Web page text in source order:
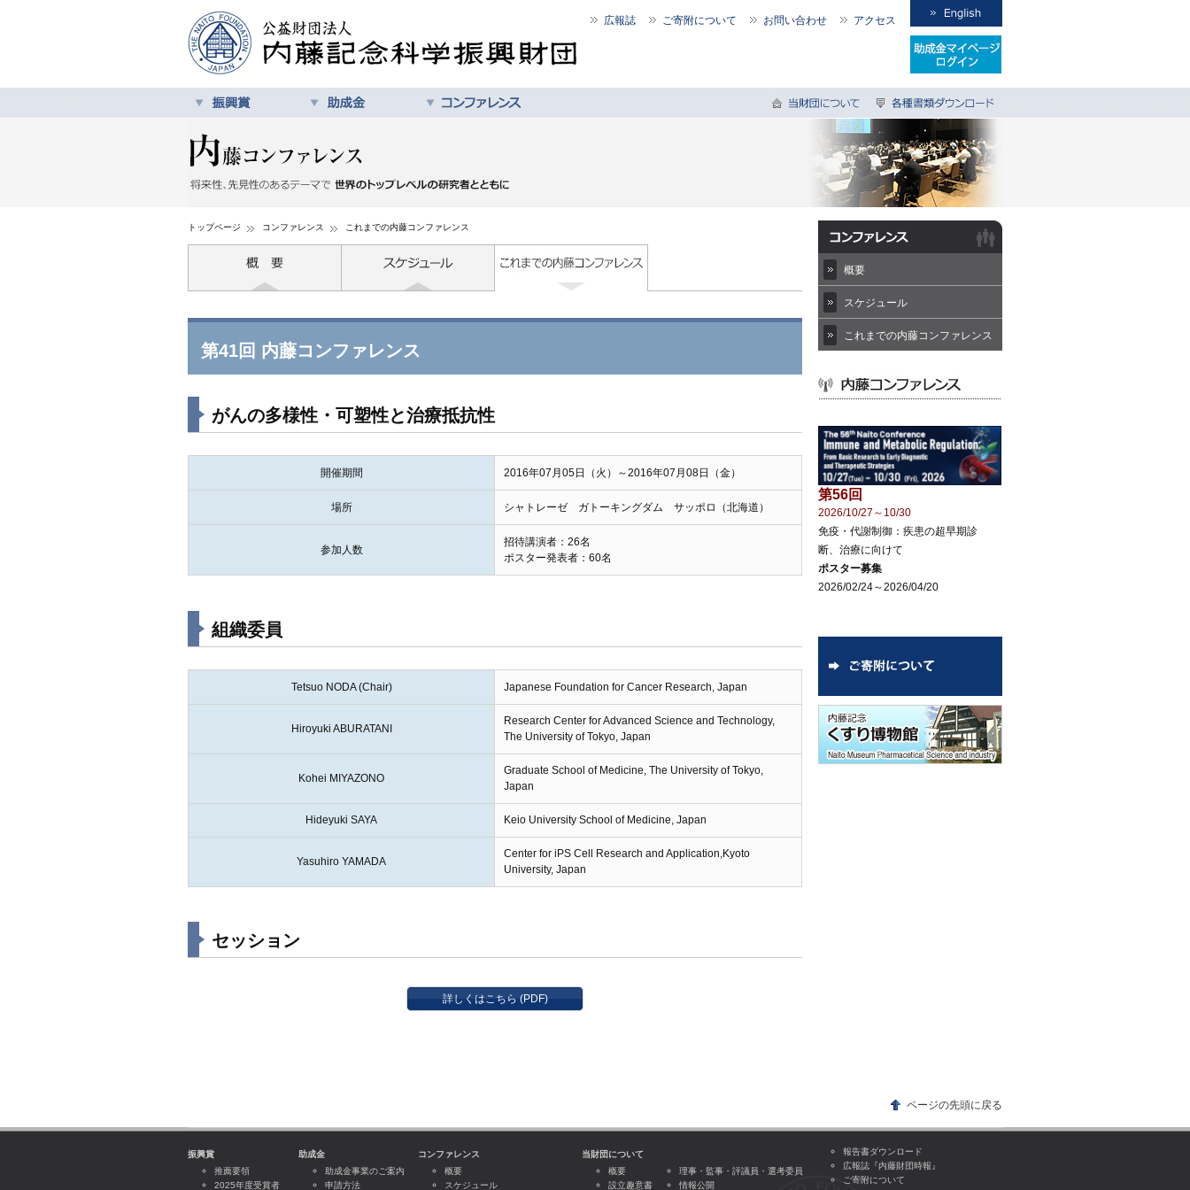
広報誌 ご寄附について お問い合わせ アクセス
トップページ コンファレンス これまでの内藤コンファレンス
第41回 内藤コンファレンス
がんの多様性・可塑性と治療抵抗性
開催期間 2016年07月05日（火）～2016年07月08日（金）
場所 シャトレーゼ ガトーキングダム サッポロ（北海道）
参加人数
招待講演者：26名
ポスター発表者：60名
組織委員
Tetsuo NODA (Chair) Japanese Foundation for Cancer Research, Japan
Hiroyuki ABURATANI
Research Center for Advanced Science and Technology,
The University of Tokyo, Japan
Kohei MIYAZONO
Graduate School of Medicine, The University of Tokyo,
Japan
Hideyuki SAYA Keio University School of Medicine, Japan
Yasuhiro YAMADA
Center for iPS Cell Research and Application,Kyoto
University, Japan
セッション
詳しくはこちら (PDF)
概要
スケジュール
これまでの内藤コンファレンス
第56回
2026/10/27～10/30
免疫・代謝制御：疾患の超早期診
断、治療に向けて
ポスター募集
2026/02/24～2026/04/20
ページの先頭に戻る
振興賞
推薦要領
2025年度受賞者
助成金
助成金事業のご案内
申請方法
コンファレンス
概要
スケジュール
当財団について
概要
設立趣意書
理事・監事・評議員・選考委員
情報公開
報告書ダウンロード
広報誌『内藤財団時報』
ご寄附について